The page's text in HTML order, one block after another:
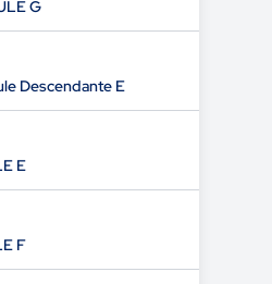
G
Descendante E
E
F